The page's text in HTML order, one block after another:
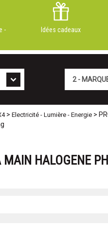
-
Idées cadeaux
> Electricité - Lumière - Energie >
MAIN HALOGENE